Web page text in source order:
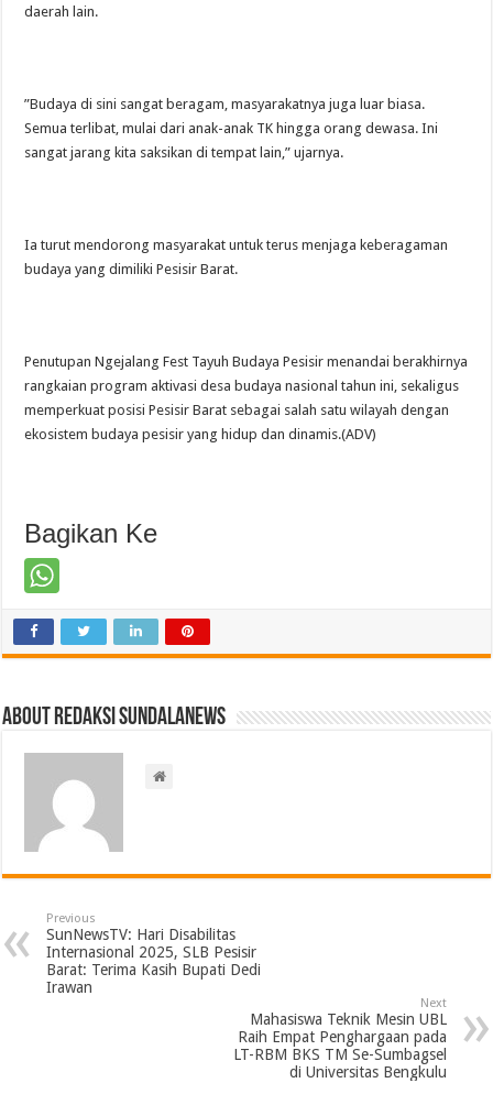
daerah lain.
‎”Budaya di sini sangat beragam, masyarakatnya juga luar biasa.
Semua terlibat, mulai dari anak-anak TK hingga orang dewasa. Ini
sangat jarang kita saksikan di tempat lain,” ujarnya.
‎Ia turut mendorong masyarakat untuk terus menjaga keberagaman
budaya yang dimiliki Pesisir Barat.
‎Penutupan Ngejalang Fest Tayuh Budaya Pesisir menandai berakhirnya
rangkaian program aktivasi desa budaya nasional tahun ini, sekaligus
memperkuat posisi Pesisir Barat sebagai salah satu wilayah dengan
ekosistem budaya pesisir yang hidup dan dinamis.(ADV)
Bagikan Ke
About Redaksi Sundalanews
Previous
SunNewsTV: Hari Disabilitas
Internasional 2025, SLB Pesisir
Barat: Terima Kasih Bupati Dedi
Irawan
Next
Mahasiswa Teknik Mesin UBL
Raih Empat Penghargaan pada
LT-RBM BKS TM Se-Sumbagsel
di Universitas Bengkulu